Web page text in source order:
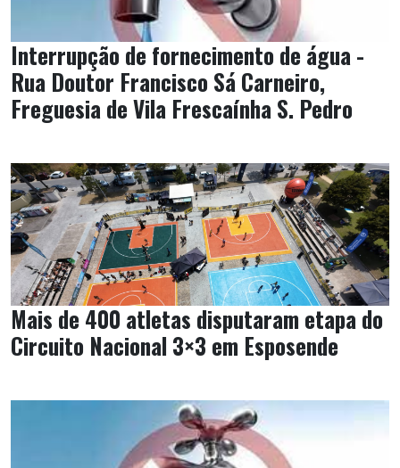
Interrupção de fornecimento de água -
Rua Doutor Francisco Sá Carneiro,
Freguesia de Vila Frescaínha S. Pedro
Mais de 400 atletas disputaram etapa do
Circuito Nacional 3×3 em Esposende